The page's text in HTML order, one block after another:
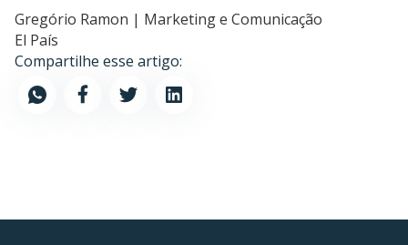
Gregório Ramon | Marketing e Comunicação
El País
Compartilhe esse artigo: